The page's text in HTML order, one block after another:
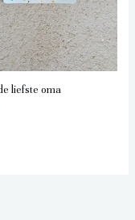
liefste oma